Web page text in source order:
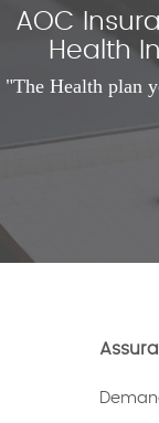
AOC
Health
"The Health plan